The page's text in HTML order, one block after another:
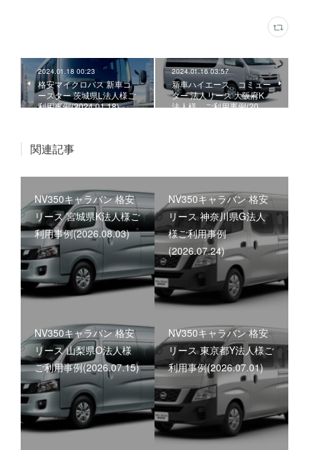
2024.01.18 00:23
格安マイクロバス 新車コ
ースター 茨城県L法人様ご
利用事例(2024.01.18)
2024.01.16 03:57
新車ハイエース コミュー
ター 法人リース 大阪府K
法人様、ご利用事例(20…
関連記事
NV350キャラバン 格安
リース 宮城県K法人様ご
利用事例(2026.08.03)
NV350キャラバン 格安
リース 神奈川県G法人
様ご利用事例
(2026.07.24)
NV350キャラバン 格安
リース 山梨県O法人様
ご利用事例(2026.07.15)
NV350キャラバン 格安
リース 東京都Y法人様ご
利用事例(2026.07.01)